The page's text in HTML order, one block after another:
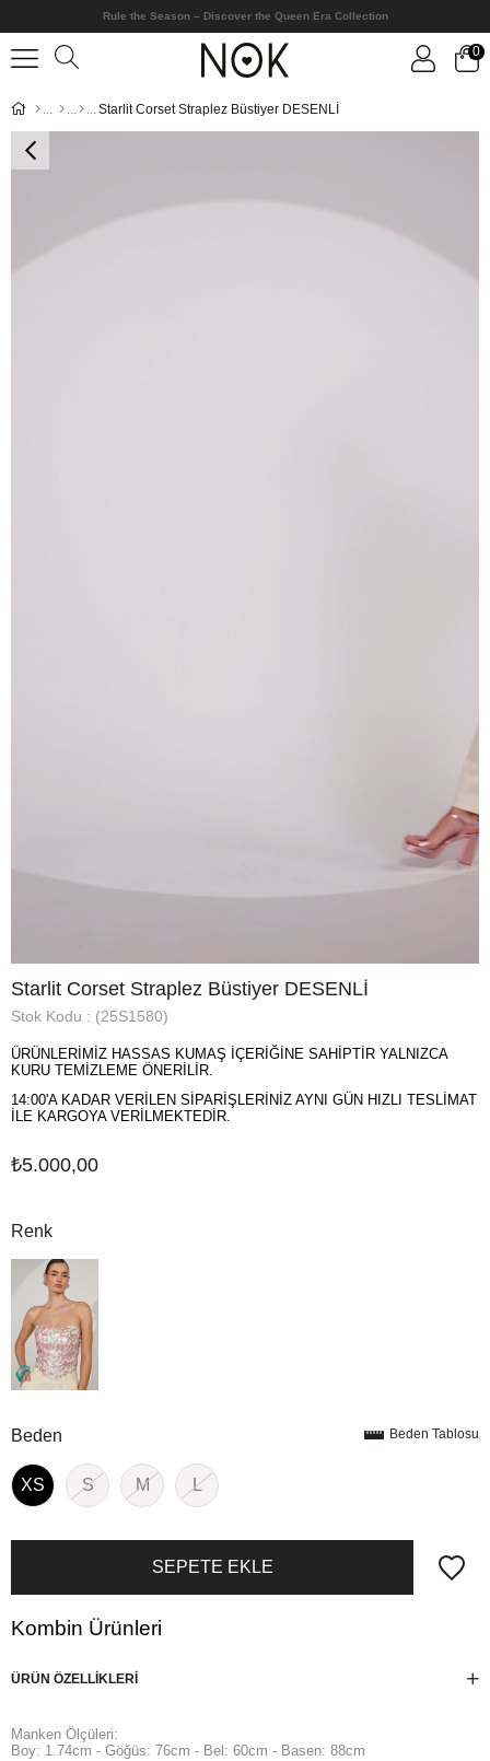
Rule the Season – Discover the Queen Era Collection
0
Starlit Corset Straplez Büstiyer DESENLİ
Starlit Corset Straplez Büstiyer DESENLİ
Stok Kodu (25S1580)
ÜRÜNLERİMİZ HASSAS KUMAŞ İÇERİĞİNE SAHİPTİR YALNIZCA
KURU TEMİZLEME ÖNERİLİR.
14:00'A KADAR VERİLEN SİPARİŞLERİNİZ AYNI GÜN HIZLI TESLİMAT
İLE KARGOYA VERİLMEKTEDİR.
₺5.000,00
Renk
Beden
XS S M L
Beden Tablosu
ÜRÜN ÖZELLIKLERI
Manken Ölçüleri:
Boy: 1.74cm - Göğüs: 76cm - Bel: 60cm - Basen: 88cm
Kombin Ürünleri